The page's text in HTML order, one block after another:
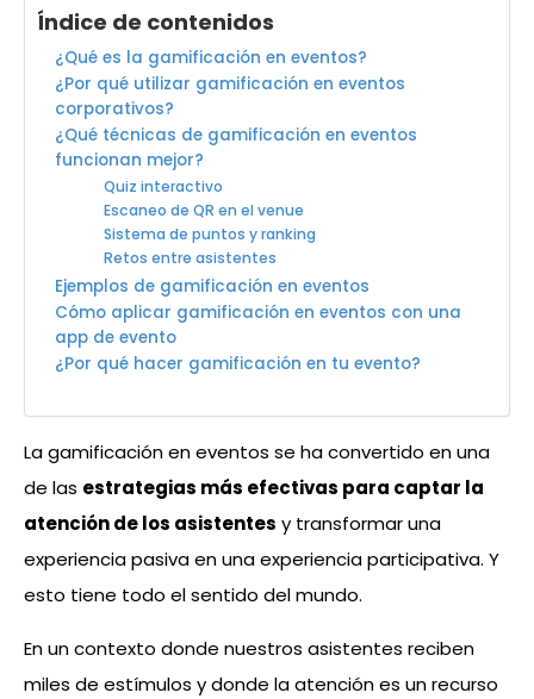
Índice de contenidos
¿Qué es la gamificación en eventos?
¿Por qué utilizar gamificación en eventos
corporativos?
¿Qué técnicas de gamificación en eventos
funcionan mejor?
Quiz interactivo
Escaneo de QR en el venue
Sistema de puntos y ranking
Retos entre asistentes
Ejemplos de gamificación en eventos
Cómo aplicar gamificación en eventos con una
app de evento
¿Por qué hacer gamificación en tu evento?
La gamificación en eventos se ha convertido en una
de las estrategias más efectivas para captar la
atención de los asistentes y transformar una
experiencia pasiva en una experiencia participativa. Y
esto tiene todo el sentido del mundo.
En un contexto donde nuestros asistentes reciben
miles de estímulos y donde la atención es un recurso